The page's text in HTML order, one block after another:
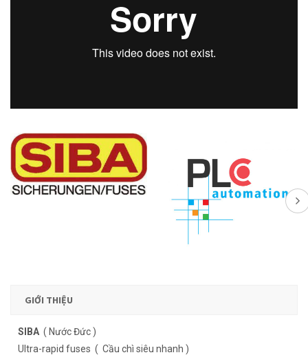
GIỚI THIỆU
SIBA ( Nước Đức )
Ultra-rapid fuses ( Cầu chì siêu nhanh )